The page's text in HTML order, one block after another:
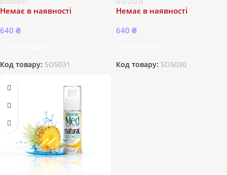
Немає в наявності
640 ₴
Код товару: SO5031
Немає в наявності
640 ₴
Код товару: SO5030